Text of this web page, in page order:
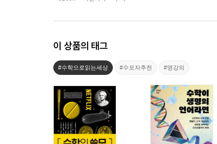
이 상품의 태그
#수학으로읽는세상 #수포자추천 #명강의